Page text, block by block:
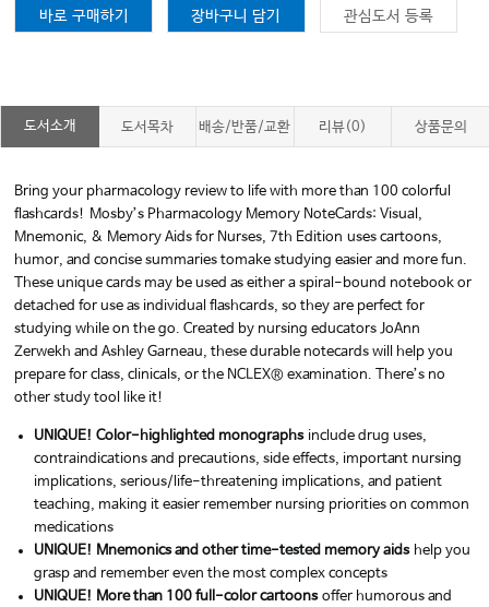
바로 구매하기 장바구니 담기 관심도서 등록
도서소개 도서목차 배송/반품/교환 리뷰(0) 상품문의
Bring your pharmacology review to life with more than 100 colorful
flashcards! Mosby’s Pharmacology Memory NoteCards: Visual,
Mnemonic, & Memory Aids for Nurses, 7th Editionuses cartoons,
humor, and concise summaries tomake studying easier and more fun.
These unique cards may be used as either a spiral-bound notebook or
detached for use as individual flashcards, so they are perfect for
studying while on the go. Created by nursing educators JoAnn
Zerwekh and Ashley Garneau, these durable notecards will help you
prepare for class, clinicals, or the NCLEX® examination. There’s no
other study tool like it!
UNIQUE! Color-highlighted monographsinclude drug uses,
contraindications and precautions, side effects, important nursing
implications, serious/life-threatening implications, and patient
teaching, making it easier remember nursing priorities on common
medications
UNIQUE! Mnemonics and other time-tested memory aidshelp you
grasp and remember even the most complex concepts
UNIQUE! More than 100 full-color cartoonsoffer humorous and